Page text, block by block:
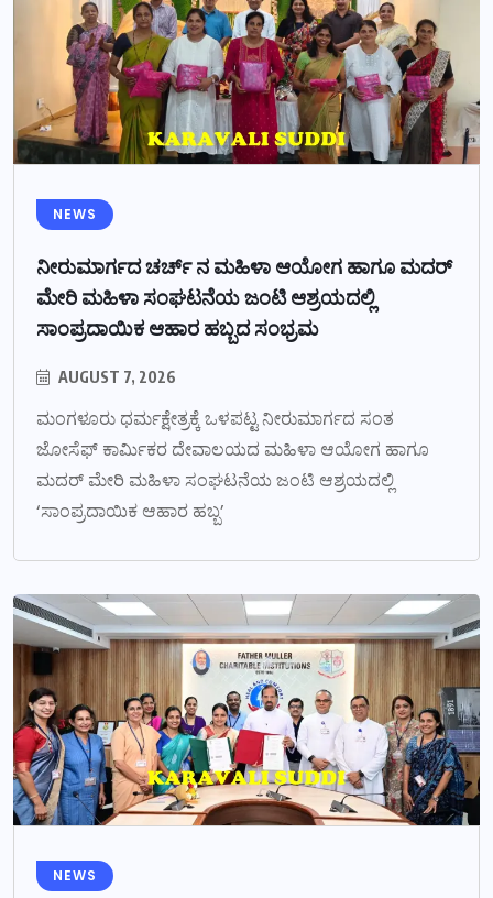
NEWS
ನೀರುಮಾರ್ಗದ ಚರ್ಚ್ ನ ಮಹಿಳಾ ಆಯೋಗ ಹಾಗೂ ಮದರ್
ಮೇರಿ ಮಹಿಳಾ ಸಂಘಟನೆಯ ಜಂಟಿ ಆಶ್ರಯದಲ್ಲಿ
ಸಾಂಪ್ರದಾಯಿಕ ಆಹಾರ ಹಬ್ಬದ ಸಂಭ್ರಮ
AUGUST 7, 2026
ಮಂಗಳೂರು ಧರ್ಮಕ್ಷೇತ್ರಕ್ಕೆ ಒಳಪಟ್ಟ ನೀರುಮಾರ್ಗದ ಸಂತ
ಜೋಸೆಫ್ ಕಾರ್ಮಿಕರ ದೇವಾಲಯದ ಮಹಿಳಾ ಆಯೋಗ ಹಾಗೂ
ಮದರ್ ಮೇರಿ ಮಹಿಳಾ ಸಂಘಟನೆಯ ಜಂಟಿ ಆಶ್ರಯದಲ್ಲಿ
‘ಸಾಂಪ್ರದಾಯಿಕ ಆಹಾರ ಹಬ್ಬ’
NEWS